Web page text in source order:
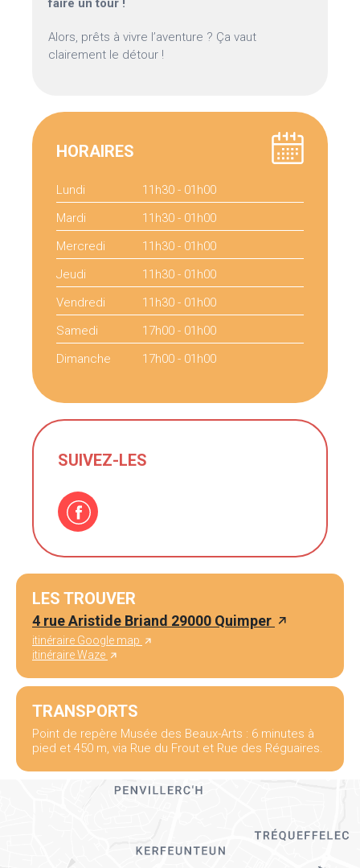
faire un tour !
Alors, prêts à vivre l’aventure ? Ça vaut
clairement le détour !
HORAIRES
Lundi
11h30 - 01h00
Mardi
11h30 - 01h00
Mercredi
11h30 - 01h00
Jeudi
11h30 - 01h00
Vendredi
11h30 - 01h00
Samedi
17h00 - 01h00
Dimanche
17h00 - 01h00
SUIVEZ-LES
LES TROUVER
4 rue Aristide Briand 29000 Quimper
itinéraire Google map
itinéraire Waze
TRANSPORTS
Point de repère Musée des Beaux-Arts : 6 minutes à
pied et 450 m, via Rue du Frout et Rue des Réguaires.